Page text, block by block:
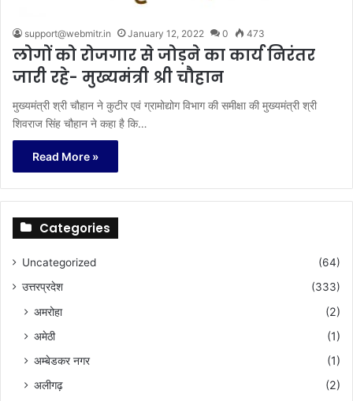
support@webmitr.in January 12, 2022 0 473
लोगों को रोजगार से जोड़ने का कार्य निरंतर
जारी रहे- मुख्यमंत्री श्री चौहान
मुख्यमंत्री श्री चौहान ने कुटीर एवं ग्रामोद्योग विभाग की समीक्षा की मुख्यमंत्री श्री
शिवराज सिंह चौहान ने कहा है कि…
Read More »
Categories
Uncategorized
(64)
उत्तरप्रदेश
(333)
अमरोहा
(2)
अमेठी
(1)
अम्बेडकर नगर
(1)
अलीगढ़
(2)